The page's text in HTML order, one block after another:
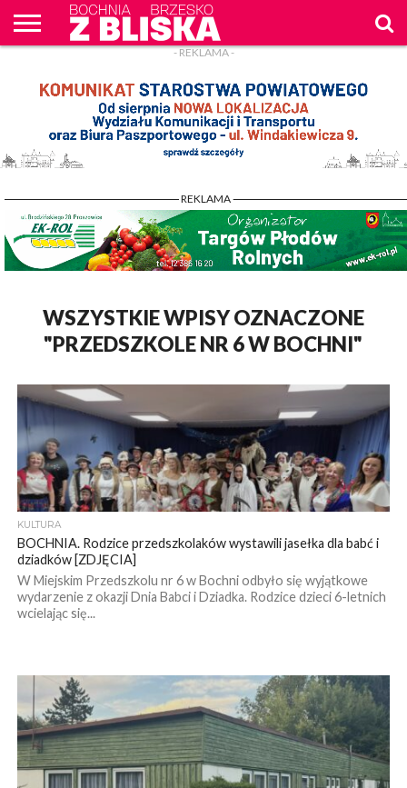
WPROST
REKLAM
- REKLAMA -
- REKLAMA -
WSZYSTKIE WPISY OZNACZONE
"PRZEDSZKOLE NR 6 W BOCHNI"
KULTURA
BOCHNIA. Rodzice przedszkolaków wystawili jasełka dla babć i
dziadków [ZDJĘCIA]
W Miejskim Przedszkolu nr 6 w Bochni odbyło się wyjątkowe
wydarzenie z okazji Dnia Babci i Dziadka. Rodzice dzieci 6-letnich
wcielając się...